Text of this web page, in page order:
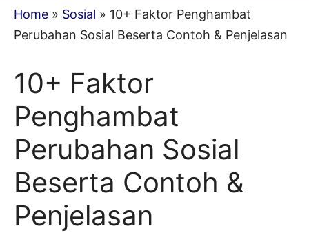
Home » Sosial » 10+ Faktor Penghambat
Perubahan Sosial Beserta Contoh & Penjelasan
10+ Faktor
Penghambat
Perubahan Sosial
Beserta Contoh &
Penjelasan